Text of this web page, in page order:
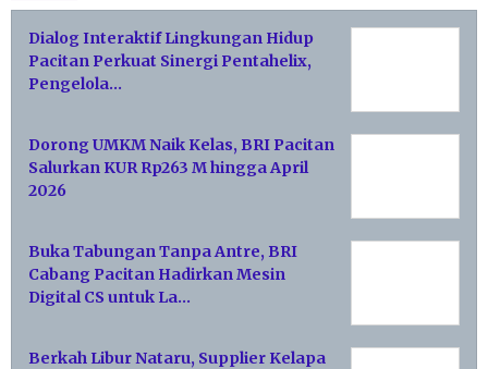
Dialog Interaktif Lingkungan Hidup
Pacitan Perkuat Sinergi Pentahelix,
Pengelola…
Dorong UMKM Naik Kelas, BRI Pacitan
Salurkan KUR Rp263 M hingga April
2026
Buka Tabungan Tanpa Antre, BRI
Cabang Pacitan Hadirkan Mesin
Digital CS untuk La…
Berkah Libur Nataru, Supplier Kelapa